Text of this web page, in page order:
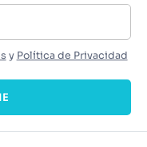
y Política de Privacidad